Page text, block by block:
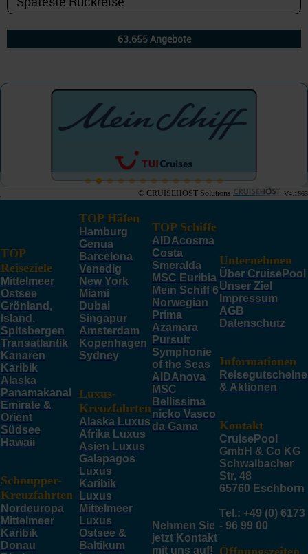
© CRUISEHOST Solutions V4.1663
TOP
Reiseziele
Mittelmeer
Ostsee
Grönland,
Island,
Spitsbergen
Transatlantik
Kanaren
Karibik
Alaska
Panamakanal
Emirate &
Orient
Südsee
Hawaii
Schnupper-
Kreuzfahrten
Nordeuropa
Mittelmeer
Karibik
Donau
TOP Häfen
Hamburg
Genua
Barcelona
Venedig
New York
Miami
Dubai
Singapur
Amsterdam
Kopenhagen
Sydney
Luxus-
Kreuzfahrten
Alaska Luxus
Afrika Luxus
Asien Luxus
Galapagos
Luxus
Karibik
Luxus
Mittelmeer
Luxus
Ostsee &
Baltikum
TOP Schiffe
AIDAcosma
Costa
Smeralda
MSC Euribia
Mein Schiff 6
Norwegian
Prima
Azamara
Pursuit
Symphonie
of the Seas
AIDAnova
MSC
Bellissima
nicko Vasco
da Gama
Nehmen Sie
jetzt Kontakt
mit uns auf!
Unternehmen
Über CruisePool
Unser Ziel
Impressum
AGB
Datenschutz
Informationen
Reisegutscheine
& Aktionen
Kontakt
CruisePool
GmbH & Co KG
Schwalbacher
Str. 48
65760 Eschborn
Tel.: +49 (0) 6173
- 96 99 00